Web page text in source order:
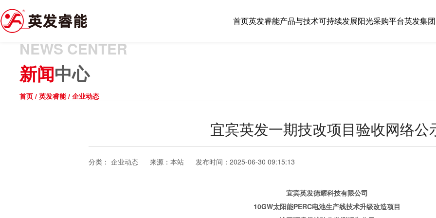
首页英发睿能产品与技术可持续发展阳光采购平台英发集团
NEWS CENTER
新闻中心
首页 /英发睿能/企业动态
宜宾英发一期技改项目验收网络公
分类： 企业动态 来源： 本站 发布时间： 2025-06-30 09:15:13
宜宾英发德耀科技有限公司
10GW太阳能PERC电池生产线技术升级改造项目